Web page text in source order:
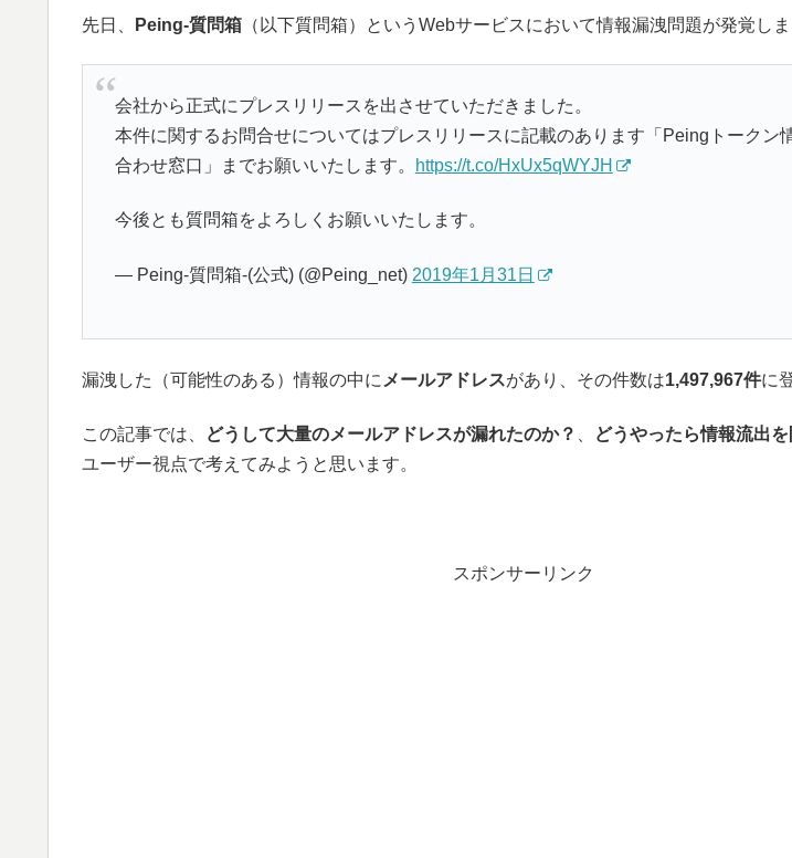
先日、 Peing-質問箱 （以下質問箱）というWebサービスにおいて情報漏洩問題が発覚しま
会社から正式にプレスリリースを出させていただきました。
本件に関するお問合せについてはプレスリリースに記載のあります「Peingトークン
合わせ窓口」までお願いいたします。
https://t.co/HxUx5qWYJH
今後とも質問箱をよろしくお願いいたします。
— Peing-質問箱-(公式) (@Peing_net) 2019年1月31日
漏洩した（可能性のある）情報の中に メールアドレスがあり、その件数は1,497,967件に
この記事では、 どうして大量のメールアドレスが漏れたのか？ どうやったら情報流出を
ユーザー視点で考えてみようと思います。
スポンサーリンク